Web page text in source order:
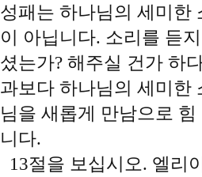
성패는 하나님의 세미한
이 아닙니다. 소리를 듣
셨는가? 해주실 건가 하
과보다 하나님의 세미한
님을 새롭게 만남으로
니다.
13절을 보십시오. 엘리